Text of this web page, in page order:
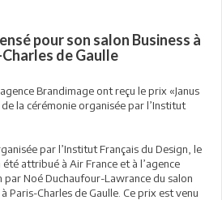
pour son salon Business à
de Gaulle
Brandimage ont reçu le prix «Janus
la cérémonie organisée par l’Institut
par l’Institut Français du Design, le
attribué à Air France et à l’agence
Noé Duchaufour-Lawrance du salon
Paris-Charles de Gaulle. Ce prix est venu